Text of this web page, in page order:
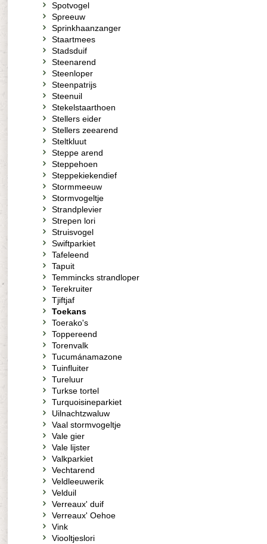
Spotvogel
Spreeuw
Sprinkhaanzanger
Staartmees
Stadsduif
Steenarend
Steenloper
Steenpatrijs
Steenuil
Stekelstaarthoen
Stellers eider
Stellers zeearend
Steltkluut
Steppe arend
Steppehoen
Steppekiekendief
Stormmeeuw
Stormvogeltje
Strandplevier
Strepen lori
Struisvogel
Swiftparkiet
Tafeleend
Tapuit
Temmincks strandloper
Terekruiter
Tjiftjaf
Toekans
Toerako's
Toppereend
Torenvalk
Tucumánamazone
Tuinfluiter
Tureluur
Turkse tortel
Turquoisineparkiet
Uilnachtzwaluw
Vaal stormvogeltje
Vale gier
Vale lijster
Valkparkiet
Vechtarend
Veldleeuwerik
Velduil
Verreaux' duif
Verreaux' Oehoe
Vink
Viooltjeslori